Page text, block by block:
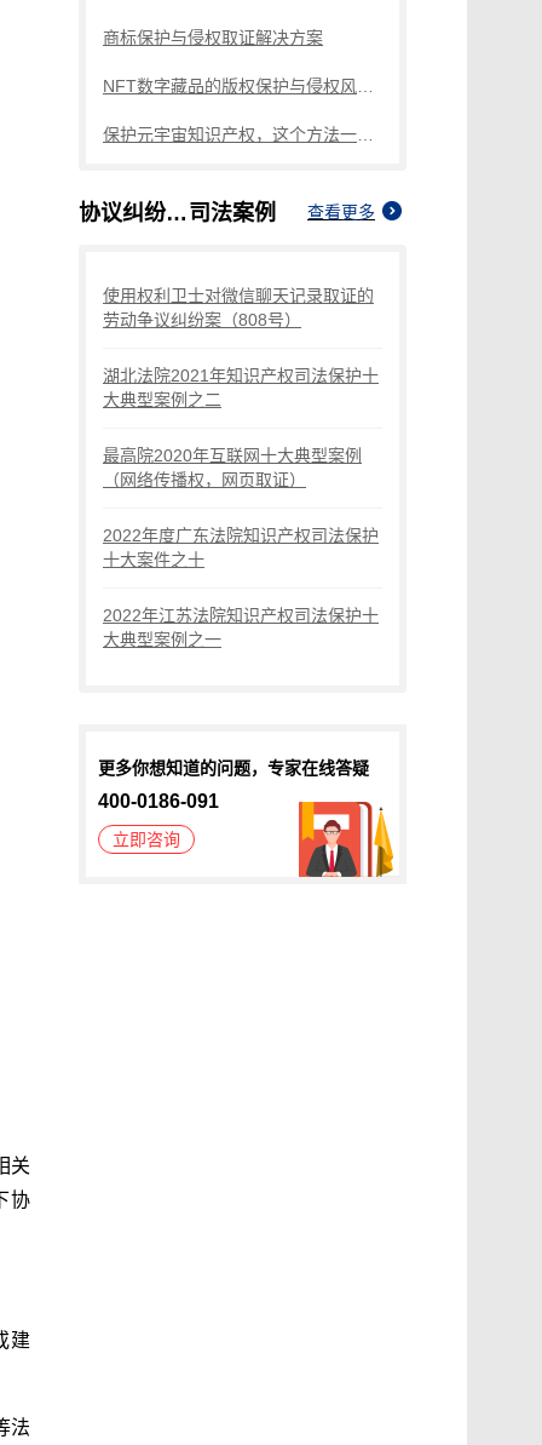
关
协
建
法
商标保护与侵权取证解决方案
协议纠纷取证 司法案例 查看更多
使用权利卫士对微信聊天记录取证的
劳动争议纠纷案（808号）
湖北法院2021年知识产权司法保护十
大典型案例之二
最高院2020年互联网十大典型案例
（网络传播权，网页取证）
2022年度广东法院知识产权司法保护
十大案件之十
2022年江苏法院知识产权司法保护十
大典型案例之一
更多你想知道的问题，专家在线答疑
400-0186-091
立即咨询